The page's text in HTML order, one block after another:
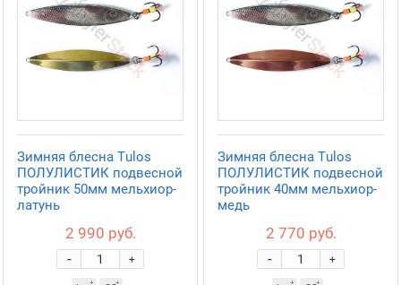
Зимняя блесна Tulos
ПОЛУЛИСТИК подвесной
тройник 50мм мельхиор-
латунь
2 990 руб.
+
-
Зимняя блесна Tulos
ПОЛУЛИСТИК подвесной
тройник 40мм мельхиор-
медь
2 770 руб.
+
-